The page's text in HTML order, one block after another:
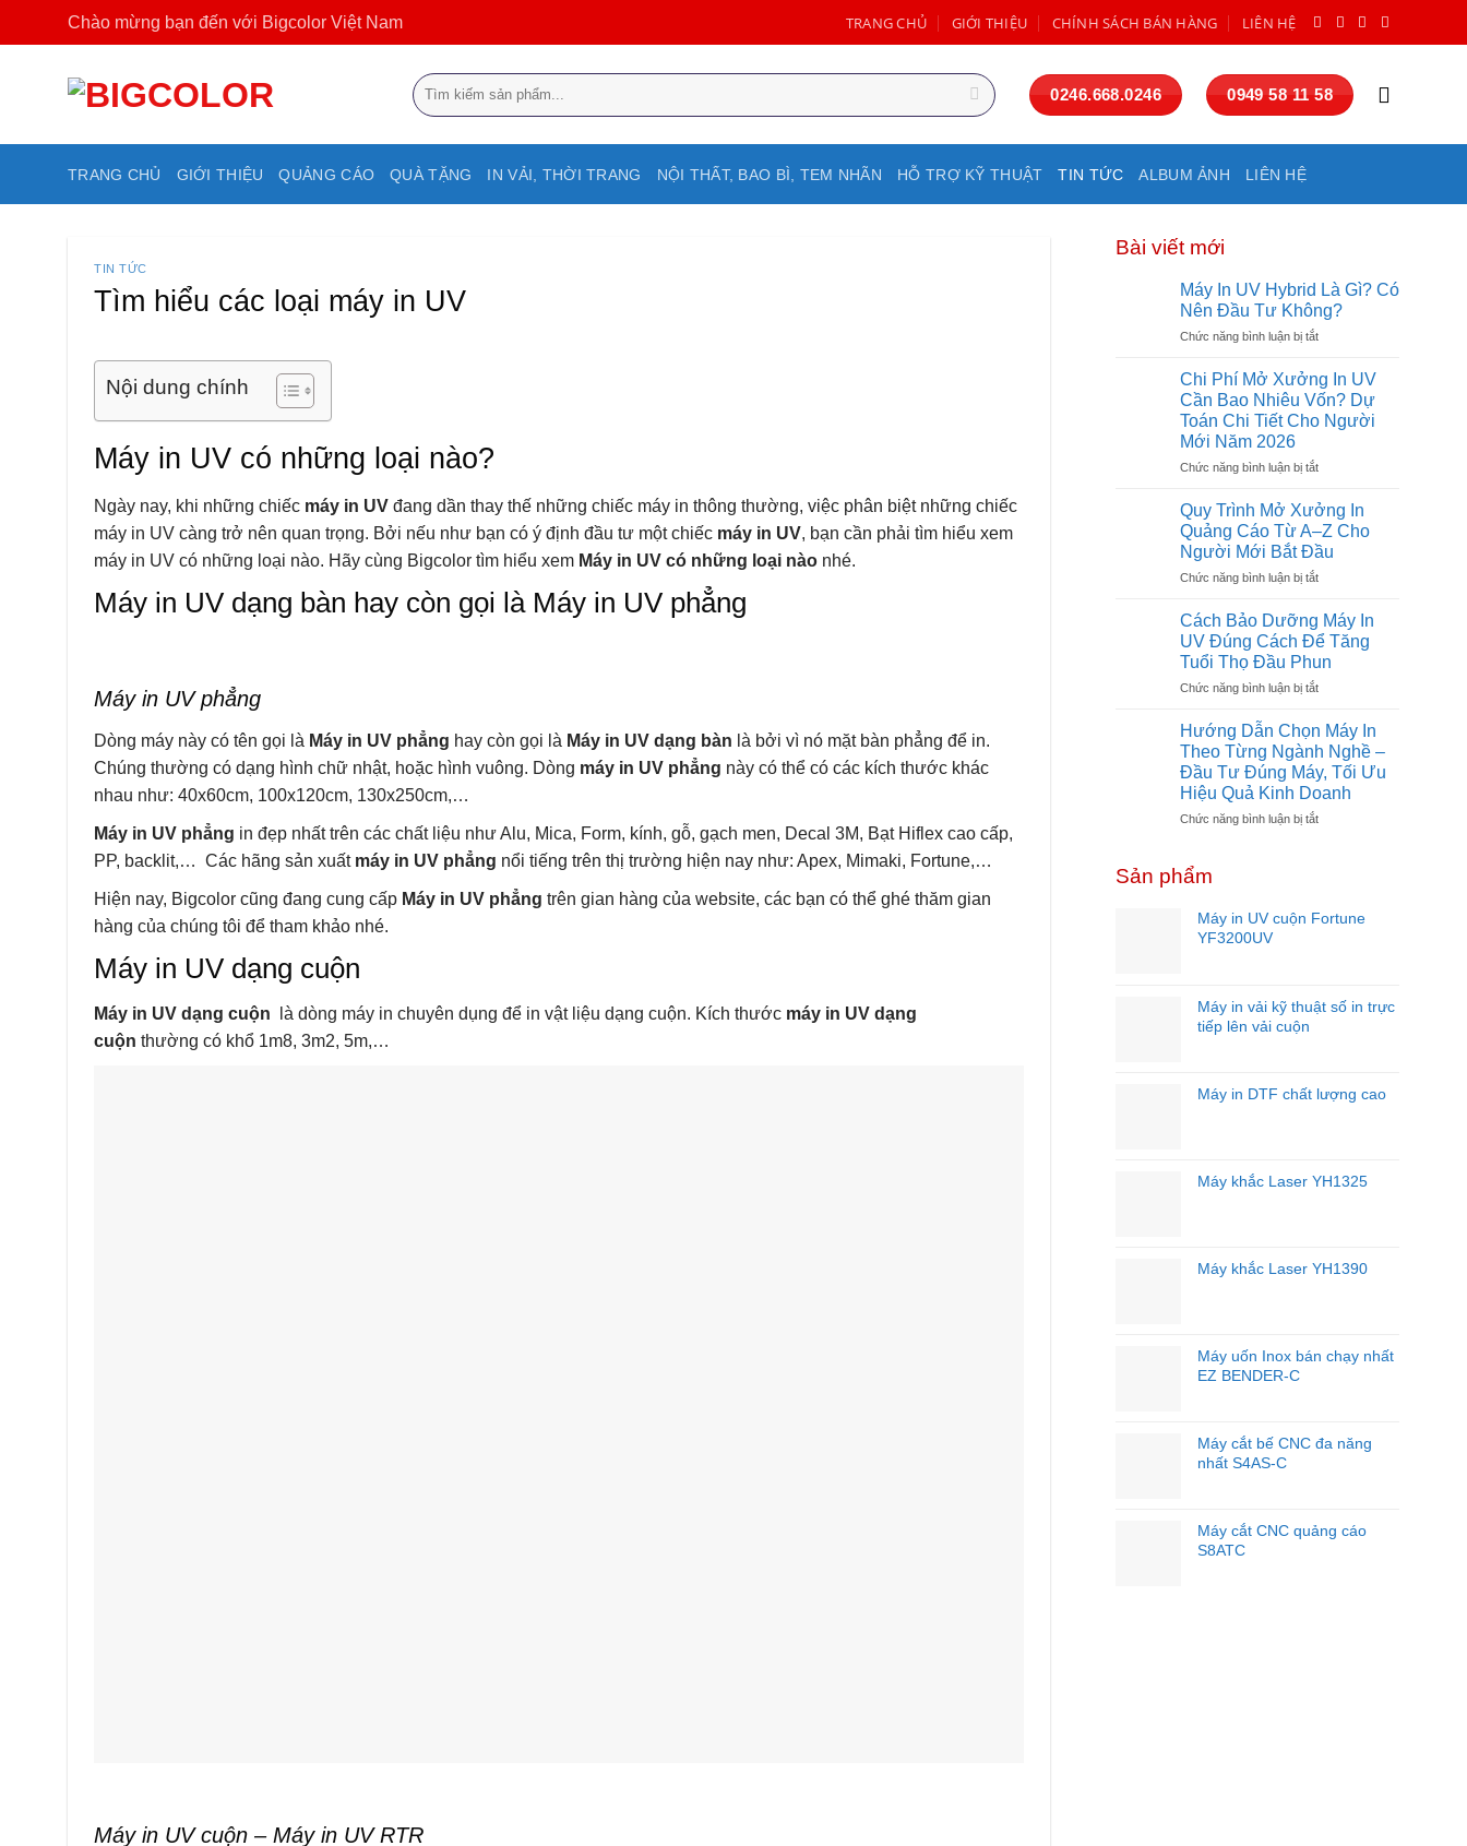
Chào mừng bạn đến với Bigcolor Việt Nam TRANG CHỦ GIỚI THIỆU CHÍNH SÁCH BÁN HÀNG LIÊN HỆ
Tìm
kiếm:
0246.668.0246 0949 58 11 58
TRANG CHỦ GIỚI THIỆU QUẢNG CÁO QUÀ TẶNG IN VẢI, THỜI TRANG NỘI THẤT, BAO BÌ, TEM NHÃN HỖ TRỢ KỸ THUẬT TIN TỨC ALBUM ẢNH LIÊN HỆ
TIN TỨC
Tìm hiểu các loại máy in UV
Nội dung chính
Máy in UV có những loại nào?
Ngày nay, khi những chiếc máy in UV đang dần thay thế những chiếc máy in thông thường, việc phân biệt những chiếc
máy in UV càng trở nên quan trọng. Bởi nếu như bạn có ý định đầu tư một chiếc máy in UV, bạn cần phải tìm hiểu xem
máy in UV có những loại nào. Hãy cùng Bigcolor tìm hiểu xem Máy in UV có những loại nào nhé.
Máy in UV dạng bàn hay còn gọi là Máy in UV phẳng
Máy in UV phẳng
Dòng máy này có tên gọi là Máy in UV phẳng hay còn gọi là Máy in UV dạng bàn là bởi vì nó mặt bàn phẳng để in.
Chúng thường có dạng hình chữ nhật, hoặc hình vuông. Dòng máy in UV phẳng này có thể có các kích thước khác
nhau như: 40x60cm, 100x120cm, 130x250cm,…
Máy in UV phẳng in đẹp nhất trên các chất liệu như Alu, Mica, Form, kính, gỗ, gạch men, Decal 3M, Bạt Hiflex cao cấp,
PP, backlit,… Các hãng sản xuất máy in UV phẳng nổi tiếng trên thị trường hiện nay như: Apex, Mimaki, Fortune,…
Hiện nay, Bigcolor cũng đang cung cấp Máy in UV phẳng trên gian hàng của website, các bạn có thể ghé thăm gian
hàng của chúng tôi để tham khảo nhé.
Máy in UV dạng cuộn
Máy in UV dạng cuộn là dòng máy in chuyên dụng để in vật liệu dạng cuộn. Kích thước máy in UV dạng
cuộn thường có khổ 1m8, 3m2, 5m,…
Máy in UV cuộn – Máy in UV RTR
Bài viết mới
Máy In UV Hybrid Là Gì? Có
Nên Đầu Tư Không?
Chức năng bình luận bị tắtở
UV
Hybrid
Là
Có
Đầu
Tư
Không?
Chi Phí Mở Xưởng In UV
Cần Bao Nhiêu Vốn? Dự
Toán Chi Tiết Cho Người
Mới Năm 2026
Chức năng bình luận bị tắtở
Phí
Mở
Xưởng
In
UV
Bao
Nhiêu
Vốn?
Dự
Toán
Tiết
Cho
Người
Mới
Năm
2026
Quy Trình Mở Xưởng In
Quảng Cáo Từ A–Z Cho
Người Mới Bắt Đầu
Chức năng bình luận bị tắtở
Trình
Mở
Xưởng
In
Quảng
Từ
A–
Z
Cho
Người
Mới
Cách Bảo Dưỡng Máy In
UV Đúng Cách Để Tăng
Tuổi Thọ Đầu Phun
Chức năng bình luận bị tắtở
Bảo
Dưỡng
Máy
In
UV
Đúng
Đầu
Hướng Dẫn Chọn Máy In
Theo Từng Ngành Nghề –
Đầu Tư Đúng Máy, Tối Ưu
Hiệu Quả Kinh Doanh
Chức năng bình luận bị tắtở
In
–
Tối
Doanh
Sản phẩm
Máy in UV cuộn Fortune
YF3200UV
Máy in vải kỹ thuật số in trực
tiếp lên vải cuộn
Máy in DTF chất lượng cao
Máy khắc Laser YH1325
Máy khắc Laser YH1390
Máy uốn Inox bán chạy nhất
EZ BENDER-C
Máy cắt bế CNC đa năng
nhất S4AS-C
Máy cắt CNC quảng cáo
S8ATC